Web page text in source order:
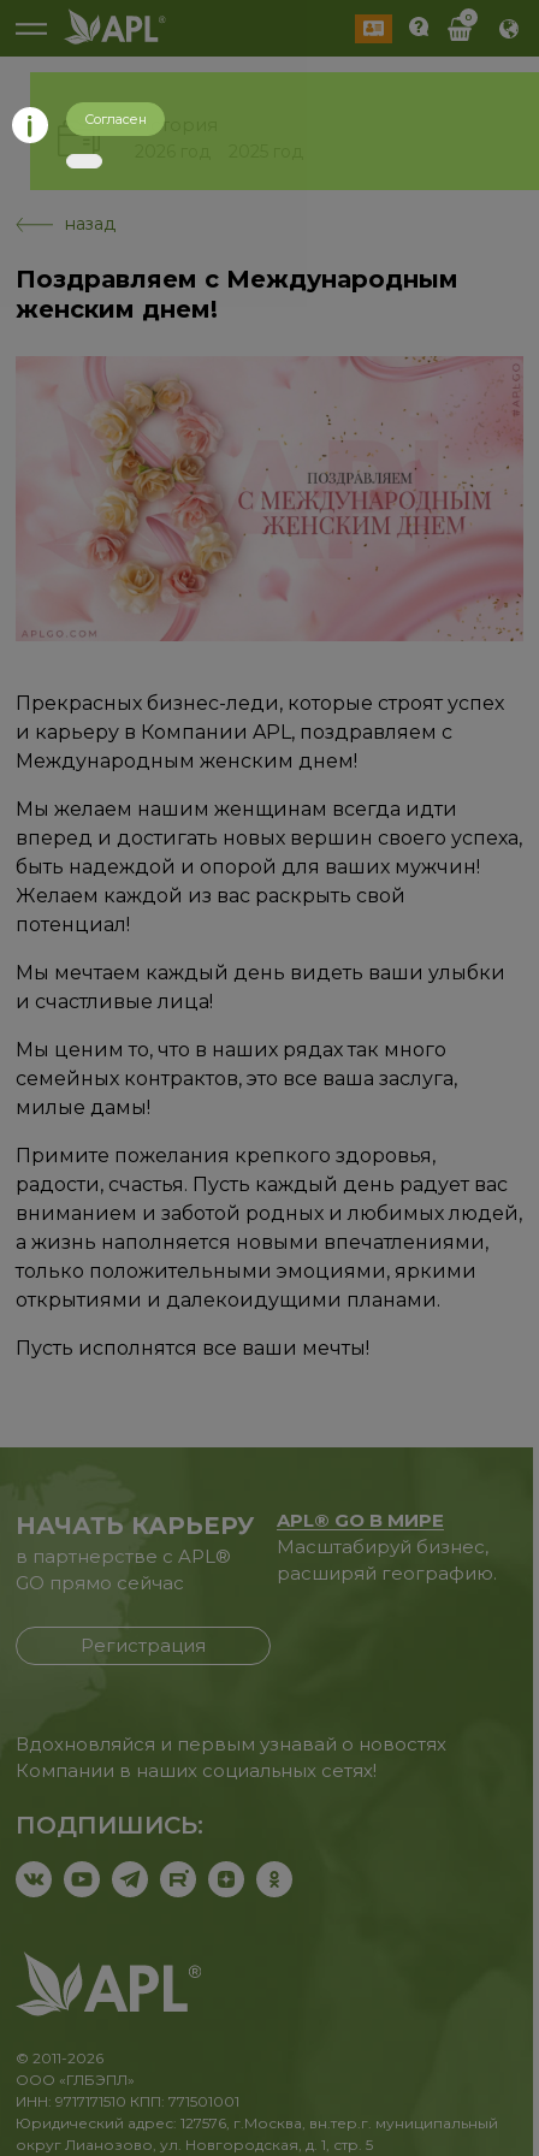
0
История
назад
Поздравляем с Международным
женским днем!
Прекрасных бизнес-леди, которые строят успех
и карьеру в Компании APL, поздравляем с
Международным женским днем!
Мы желаем нашим женщинам всегда идти
вперед и достигать новых вершин своего успеха,
быть надеждой и опорой для ваших мужчин!
Желаем каждой из вас раскрыть свой
потенциал!
Мы мечтаем каждый день видеть ваши улыбки
и счастливые лица!
Мы ценим то, что в наших рядах так много
семейных контрактов, это все ваша заслуга,
милые дамы!
Примите пожелания крепкого здоровья,
радости, счастья. Пусть каждый день радует вас
вниманием и заботой родных и любимых людей,
а жизнь наполняется новыми впечатлениями,
только положительными эмоциями, яркими
открытиями и далекоидущими планами.
Пусть исполнятся все ваши мечты!
НАЧАТЬ КАРЬЕРУ
в партнерстве с APL®
GO прямо сейчас
Регистрация
APL® GO В МИРЕ
Масштабируй бизнес,
расширяй географию.
Вдохновляйся и первым узнавай о новостях
Компании в наших социальных сетях!
ПОДПИШИСЬ:
© 2011-2026
ООО «ГЛБЭПЛ»
ИНН: 9717171510 КПП: 771501001
Юридический адрес: 127576, г.Москва, вн.тер.г. муниципальный
округ Лианозово, ул. Новгородская, д. 1, стр. 5
Согласен